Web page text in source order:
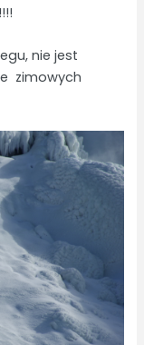
nie jest
zimowych